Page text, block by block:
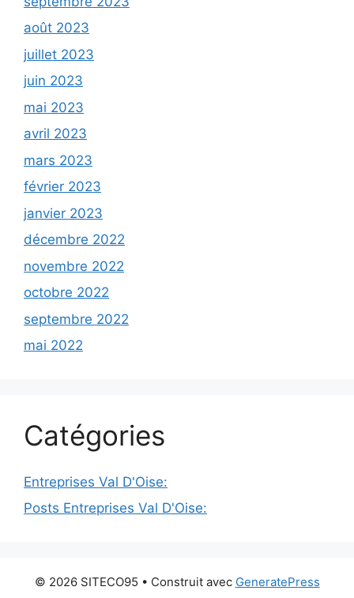
août 2023
juillet 2023
juin 2023
mai 2023
avril 2023
mars 2023
février 2023
janvier 2023
décembre 2022
novembre 2022
octobre 2022
septembre 2022
mai 2022
Catégories
Entreprises Val D'Oise:
Posts Entreprises Val D'Oise:
© 2026 SITECO95 • Construit avec GeneratePress